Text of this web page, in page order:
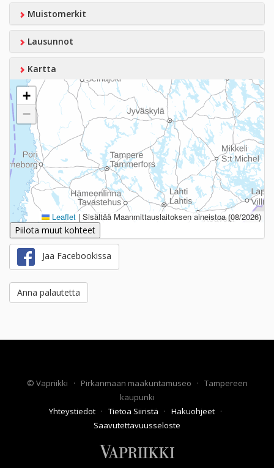
Muistomerkit
Lausunnot
Kartta
+
−
Leaflet | Sisältää Maanmittauslaitoksen aineistoa (08/2026)
Piilota muut kohteet
Jaa Facebookissa
Anna palautetta
© Vapriikki · Pirkanmaan maakuntamuseo · Tampereen
kaupunki
Yhteystiedot · Tietoa Siiristä · Hakuohjeet ·
Saavutettavuusseloste